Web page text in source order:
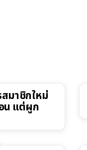
มาชิกใหม่
น แต่ผูก